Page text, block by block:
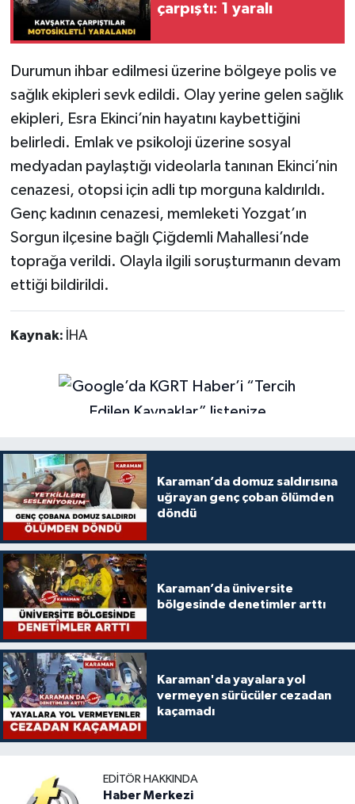
çarpıştı: 1 yaralı
Durumun ihbar edilmesi üzerine bölgeye polis ve
sağlık ekipleri sevk edildi. Olay yerine gelen sağlık
ekipleri, Esra Ekinci’nin hayatını kaybettiğini
belirledi. Emlak ve psikoloji üzerine sosyal
medyadan paylaştığı videolarla tanınan Ekinci’nin
cenazesi, otopsi için adli tıp morguna kaldırıldı.
Genç kadının cenazesi, memleketi Yozgat’ın
Sorgun ilçesine bağlı Çiğdemli Mahallesi’nde
toprağa verildi. Olayla ilgili soruşturmanın devam
ettiği bildirildi.
Kaynak: İHA
Karaman’da domuz saldırısına
uğrayan genç çoban ölümden
döndü
Karaman’da üniversite
bölgesinde denetimler arttı
Karaman'da yayalara yol
vermeyen sürücüler cezadan
kaçamadı
EDITÖR HAKKINDA
Haber Merkezi